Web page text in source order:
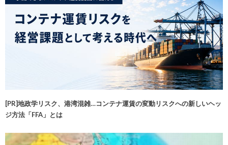
[PR]地政学リスク、港湾混雑…コンテナ運賃の変動リスクへの新しいヘッ
ジ方法「FFA」とは